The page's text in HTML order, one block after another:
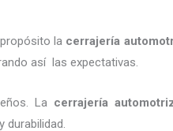
la cerrajería
así las expectativas.
La cerrajería